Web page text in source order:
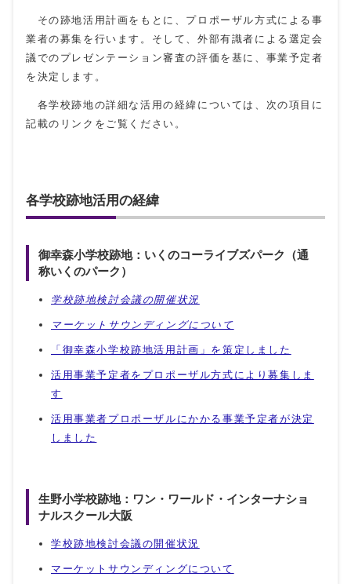
その跡地活用計画をもとに、プロポーザル方式による事
業者の募集を行います。そして、外部有識者による選定会
議でのプレゼンテーション審査の評価を基に、事業予定者
を決定します。
各学校跡地の詳細な活用の経緯については、次の項目に
記載のリンクをご覧ください。
各学校跡地活用の経緯
御幸森小学校跡地：いくのコーライブズパーク（通
称いくのパーク）
学校跡地検討会議の開催状況
マーケットサウンディングについて
「御幸森小学校跡地活用計画」を策定しました
活用事業予定者をプロポーザル方式により募集しま
す
活用事業者プロポーザルにかかる事業予定者が決定
しました
生野小学校跡地：ワン・ワールド・インターナショ
ナルスクール大阪
学校跡地検討会議の開催状況
マーケットサウンディングについて